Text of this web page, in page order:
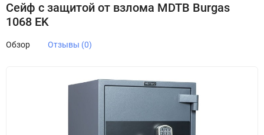
Сейф с защитой от взлома MDTB Burgas
1068 EK
Обзор Отзывы (0)